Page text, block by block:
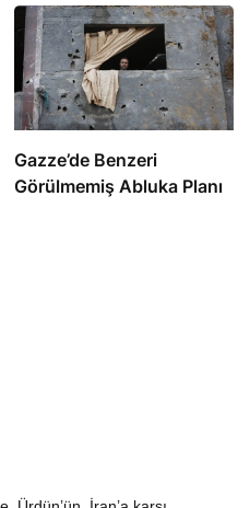
​​​​​​​Gazze’de Benzeri
Görülmemiş Abluka Planı
İran’a karşı